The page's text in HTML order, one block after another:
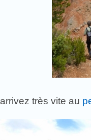
très vite au